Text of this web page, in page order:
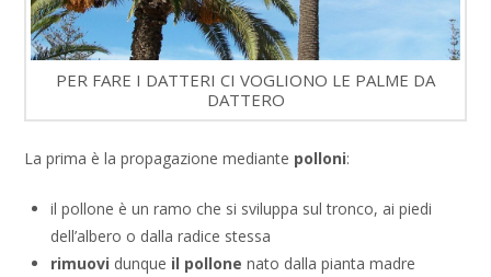
PER FARE I DATTERI CI VOGLIONO LE PALME DA
DATTERO
La prima è la propagazione mediante polloni:
il pollone è un ramo che si sviluppa sul tronco, ai piedi
dell’albero o dalla radice stessa
rimuovi dunque il pollone nato dalla pianta madre